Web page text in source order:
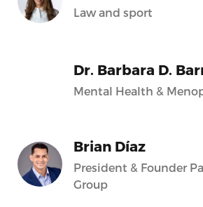
Law and sport
Dr. Barbara D.
Mental Health &
Brian Díaz
President & Founder
Group